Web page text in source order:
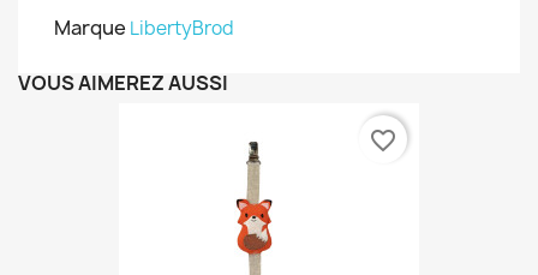
Marque LibertyBrod
VOUS AIMEREZ AUSSI
favorite_border